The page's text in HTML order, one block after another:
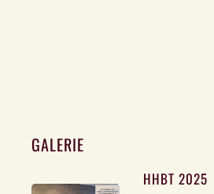
GALERIE
HHBT 2025